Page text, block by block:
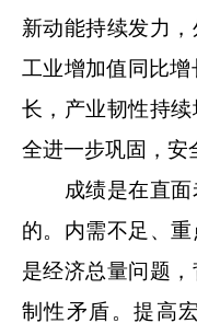
新动能持续发力
工业增加值同比
长，产业韧性持
全进一步巩固，安
成绩是在直面
的。内需不足、
是经济总量问题
制性矛盾。提高